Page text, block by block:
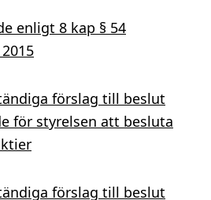
enligt 8 kap § 54
förslag till beslut
för styrelsen att besluta
förslag till beslut